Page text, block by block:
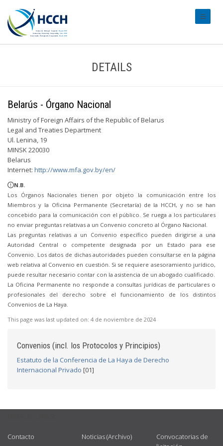
DETAILS
Belarús - Órgano Nacional
Ministry of Foreign Affairs of the Republic of Belarus
Legal and Treaties Department
Ul. Lenina, 19
MINSK 220030
Belarus
Internet: http://www.mfa.gov.by/en/
N.B.
Los Órganos Nacionales tienen por objeto la comunicación entre los
Miembros y la Oficina Permanente (Secretaría) de la HCCH, y no se han
concebido para la comunicación con el público. Se ruega a los particulares
no enviar preguntas relativas a un Convenio concreto al Órgano Nacional.
Las preguntas relativas a un Convenio específico pueden dirigirse a una
Autoridad Central o competente designada por un Estado para ese
Convenio. Los datos de dichas autoridades pueden consultarse en la página
web relativa al Convenio en cuestión. Si se requiere asesoramiento jurídico,
puede resultar necesario contar con la asistencia de un abogado cualificado.
La Oficina Permanente no responde a consultas jurídicas de particulares o
profesionales del derecho sobre el funcionamiento de los distintos
Convenios de La Haya.
This page was last updated on: 4 de noviembre de 2024
Convenios (incl. los Protocolos y Principios)
Estatuto de la Conferencia de La Haya de Derecho
Internacional Privado [01]
Contacto Noticias (Archivo)
Convocatorias de